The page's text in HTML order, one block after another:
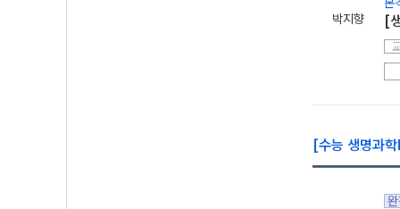
박지향 [
[수능 생명과